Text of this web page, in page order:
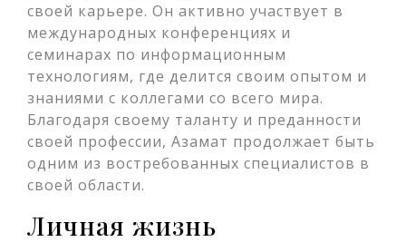
своей карьере. Он активно участвует в
международных конференциях и
семинарах по информационным
технологиям, где делится своим опытом и
знаниями с коллегами со всего мира.
Благодаря своему таланту и преданности
своей профессии, Азамат продолжает быть
одним из востребованных специалистов в
своей области.
Личная жизнь